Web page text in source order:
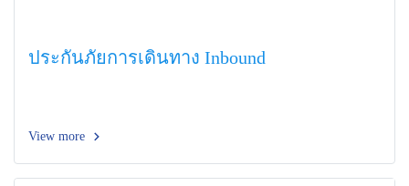
ประกันภัยการเดินทาง Inbound
View more